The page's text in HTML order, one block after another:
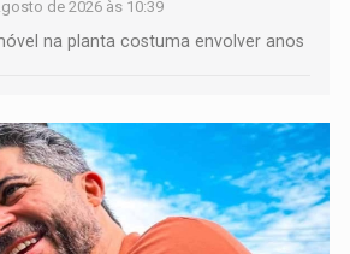
de 2026 às 10:39
na planta costuma envolver anos